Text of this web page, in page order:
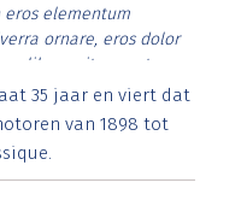
eros elementum
ornare, eros dolor
libero vitae erat.
id rutrum lorem
tristique posuere.
35 jaar en viert dat
van 1898 tot